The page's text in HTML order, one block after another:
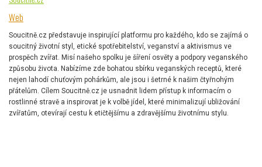
Web
Soucitně.cz představuje inspirující platformu pro každého, kdo se zajímá o
soucitný životní styl, etické spotřebitelství, veganství a aktivismus ve
prospěch zvířat. Misí našeho spolku je šíření osvěty a podpory veganského
způsobu života. Nabízíme zde bohatou sbírku veganských receptů, které
nejen lahodí chuťovým pohárkům, ale jsou i šetrné k našim čtyřnohým
přátelům. Cílem Soucitně.cz je usnadnit lidem přístup k informacím o
rostlinné stravě a inspirovat je k volbě jídel, které minimalizují ubližování
zvířatům, otevírají cestu k etičtějšímu a zdravějšímu životnímu stylu.